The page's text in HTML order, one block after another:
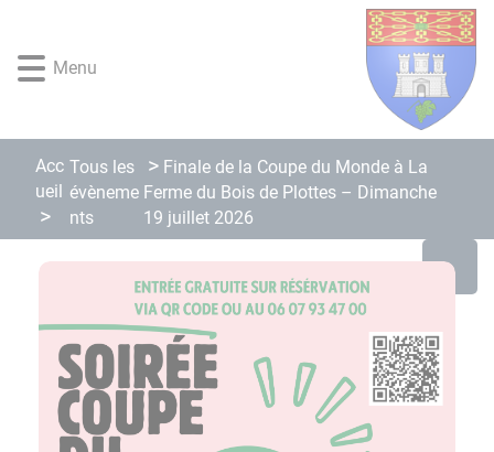
rapide
au
rapide
au
principal
rapide
recherche
rapide
au
de
page
Menu
Acc
ueil
Tous les
évèneme
nts
Finale de la Coupe du Monde à La
Ferme du Bois de Plottes – Dimanche
19 juillet 2026